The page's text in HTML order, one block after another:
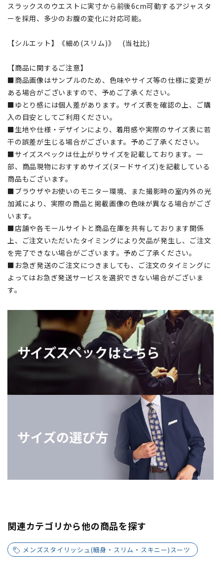
スラックスのウエストに実寸から前後6cm可動するアジャスタ
ーを採用、多少のお腹の変化に対応可能。
【シルエット】《細め(スリム)》 (当社比)
【商品に関するご注意】
■商品画像はサンプルのため、色味やサイズ等の仕様に変更が
ある場合がございますので、予めご了承ください。
■ゆとり感には個人差があります。サイズ表を確認の上、ご購
入の目安としてご利用ください。
■生地や仕様・デザインにより、着用感や実際のサイズ表に若
干の誤差が生じる場合がございます。予めご了承ください。
■サイズスペックは仕上がりサイズを記載しております。一
部、商品現物におすすめサイズ(ヌードサイズ)を記載している
商品もございます。
■ブラウザやお使いのモニター環境、また撮影時の室内外の光
加減により、実際の商品と掲載画像の色味が異なる場合がござ
います。
■店舗や各モールサイトと商品在庫を共有しております関係
上、ご注文いただいたタイミングにより欠品が発生し、ご注文
を完了できない場合がございます。予めご了承ください。
■お急ぎ発送のご注文につきましても、ご注文のタイミングに
よってはお急ぎ発送サービスを選択できない場合がございま
す。
関連カテゴリから他の商品を探す
メンズスタイリッシュ(細身・スリム・スキニー)スーツ